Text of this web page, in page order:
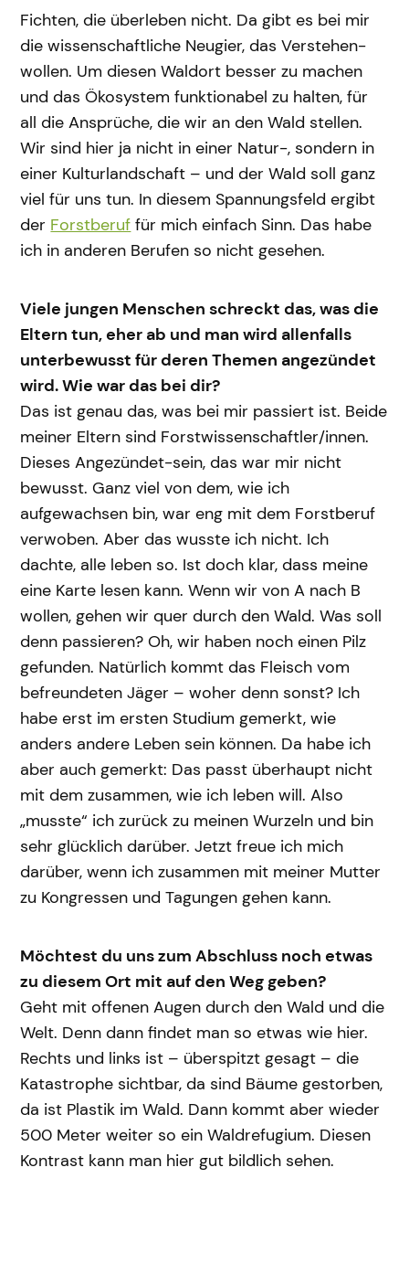
Fichten, die überleben nicht. Da gibt es bei mir
die wissenschaftliche Neugier, das Verstehen-
wollen. Um diesen Waldort besser zu machen
und das Ökosystem funktionabel zu halten, für
all die Ansprüche, die wir an den Wald stellen.
Wir sind hier ja nicht in einer Natur-, sondern in
einer Kulturlandschaft – und der Wald soll ganz
viel für uns tun. In diesem Spannungsfeld ergibt
der Forstberuf für mich einfach Sinn. Das habe
ich in anderen Berufen so nicht gesehen.
Viele jungen Menschen schreckt das, was die
Eltern tun, eher ab und man wird allenfalls
unterbewusst für deren Themen angezündet
wird. Wie war das bei dir?
Das ist genau das, was bei mir passiert ist. Beide
meiner Eltern sind Forstwissenschaftler/innen.
Dieses Angezündet-sein, das war mir nicht
bewusst. Ganz viel von dem, wie ich
aufgewachsen bin, war eng mit dem Forstberuf
verwoben. Aber das wusste ich nicht. Ich
dachte, alle leben so. Ist doch klar, dass meine
eine Karte lesen kann. Wenn wir von A nach B
wollen, gehen wir quer durch den Wald. Was soll
denn passieren? Oh, wir haben noch einen Pilz
gefunden. Natürlich kommt das Fleisch vom
befreundeten Jäger – woher denn sonst? Ich
habe erst im ersten Studium gemerkt, wie
anders andere Leben sein können. Da habe ich
aber auch gemerkt: Das passt überhaupt nicht
mit dem zusammen, wie ich leben will. Also
„musste“ ich zurück zu meinen Wurzeln und bin
sehr glücklich darüber. Jetzt freue ich mich
darüber, wenn ich zusammen mit meiner Mutter
zu Kongressen und Tagungen gehen kann.
Möchtest du uns zum Abschluss noch etwas
zu diesem Ort mit auf den Weg geben?
Geht mit offenen Augen durch den Wald und die
Welt. Denn dann findet man so etwas wie hier.
Rechts und links ist – überspitzt gesagt – die
Katastrophe sichtbar, da sind Bäume gestorben,
da ist Plastik im Wald. Dann kommt aber wieder
500 Meter weiter so ein Waldrefugium. Diesen
Kontrast kann man hier gut bildlich sehen.